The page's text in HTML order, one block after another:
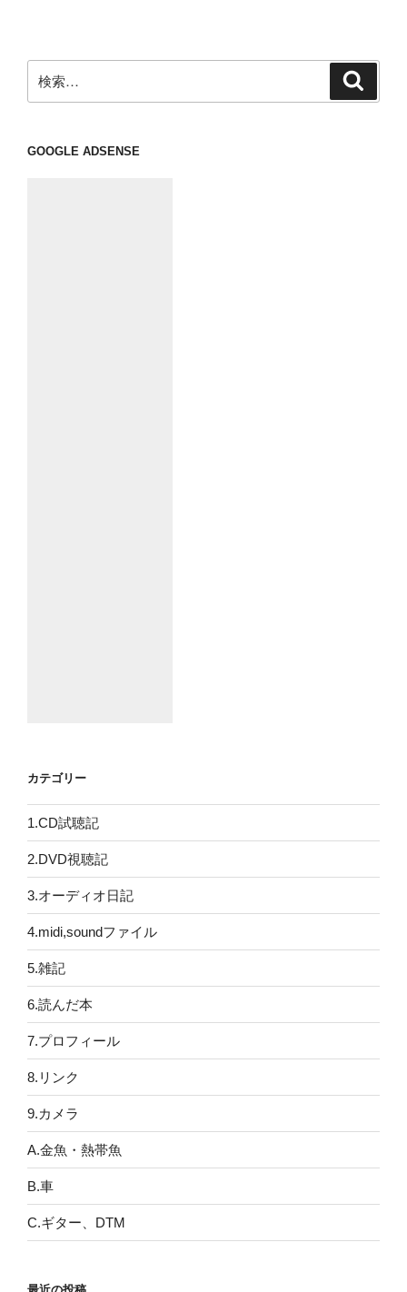
ン
索:
GOOGLE ADSENSE
カテゴリー
1.CD試聴記
2.DVD視聴記
3.オーディオ日記
4.midi,soundファイル
5.雑記
6.読んだ本
7.プロフィール
8.リンク
9.カメラ
A.金魚・熱帯魚
B.車
C.ギター、DTM